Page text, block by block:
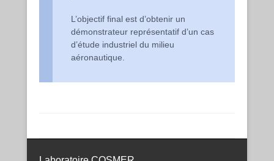
L’objectif final est d’obtenir un
démonstrateur représentatif d’un cas
d’étude industriel du milieu
aéronautique.